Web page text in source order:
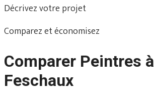
Décrivez votre projet
Comparez et économisez
Comparer Peintres à
Feschaux